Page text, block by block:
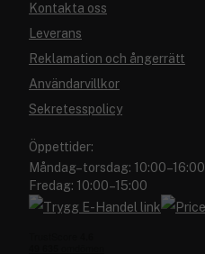
Kontakta oss
Leverans
Reklamation och ångerrätt
Användarvillkor
Sekretesspolicy
Öppettider:
Måndag–torsdag: 10:00–16:00
Fredag: 10:00–15:00